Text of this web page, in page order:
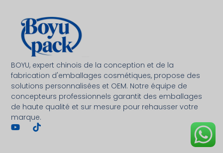
BOYU, expert chinois de la conception et de la
fabrication d'emballages cosmétiques, propose des
solutions personnalisées et OEM. Notre équipe de
concepteurs professionnels garantit des emballages
de haute qualité et sur mesure pour rehausser votre
marque.
日本語
한국어
العربية